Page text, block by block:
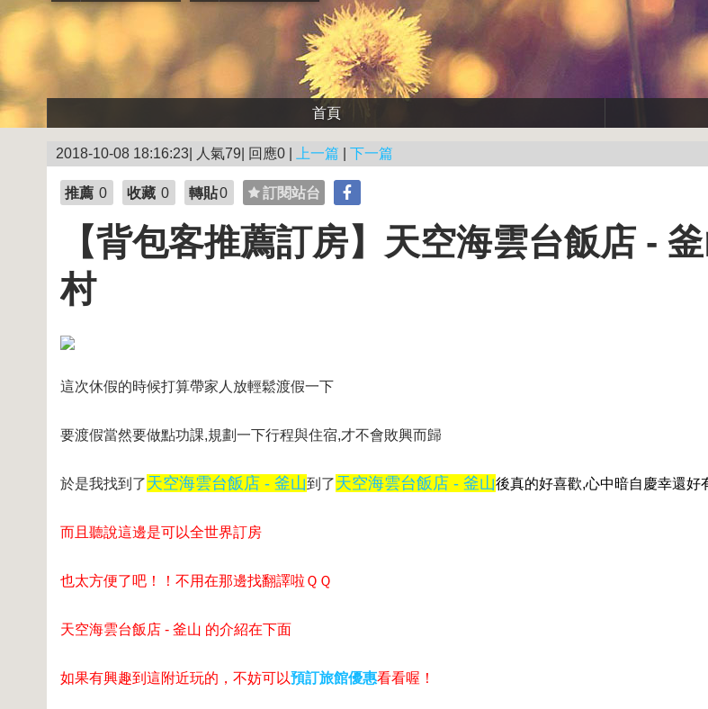
首頁
2018-10-08 18:16:23| 人氣79| 回應0 | 上一篇 下一篇
推薦 0 收藏 0 轉貼0 訂閱站台
【背包客推薦訂房】天空海雲台飯店 -
村
這次休假的時候打算帶家人放輕鬆渡假一下
要渡假當然要做點功課,規劃一下行程與住宿,才不會敗興而歸
於是我找到了天空海雲台飯店 - 釜山到了天空海雲台飯店 - 釜山後真的好喜歡,心中暗自慶幸還好
而且聽說這邊是可以全世界訂房
也太方便了吧！！不用在那邊找翻譯啦ＱＱ
天空海雲台飯店 - 釜山 的介紹在下面
如果有興趣到這附近玩的，不妨可以預訂旅館優惠看看喔！